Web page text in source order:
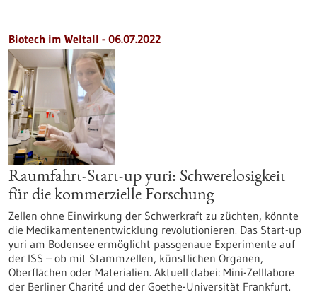
Biotech im Weltall - 06.07.2022
Raumfahrt-Start-up yuri: Schwerelosigkeit
für die kommerzielle Forschung
Zellen ohne Einwirkung der Schwerkraft zu züchten, könnte
die Medikamentenentwicklung revolutionieren. Das Start-up
yuri am Bodensee ermöglicht passgenaue Experimente auf
der ISS – ob mit Stammzellen, künstlichen Organen,
Oberflächen oder Materialien. Aktuell dabei: Mini-Zelllabore
der Berliner Charité und der Goethe-Universität Frankfurt.